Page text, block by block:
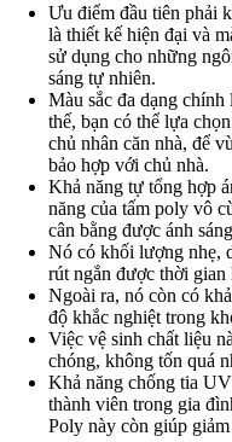
Ưu điểm đầu tiên phải
là thiết kế hiện đại và
sử dụng cho những
sáng tự nhiên.
Màu sắc đa dạng
thế, bạn có thể lựa
chủ nhân căn nhà, để
bảo hợp với chủ nhà.
Khả năng tự tổng hợp
năng của tấm poly vô
cân bằng được ánh
Nó có khối lượng nhẹ,
rút ngắn được thời gian
Ngoài ra, nó còn có
độ khắc nghiệt trong
Việc vệ sinh chất liệu
chóng, không tốn quá
Khả năng chống tia
thành viên trong gia
Poly này còn giúp